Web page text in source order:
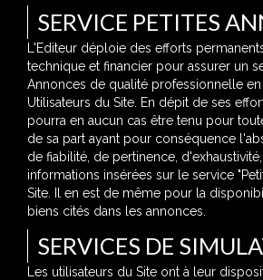
SERVICE PETITES
L'Editeur déploie des efforts
technique et financier pour assurer un
Annonces de qualité professionnelle en
Utilisateurs du Site. En dépit de ses
pourra en aucun cas être tenu pour
de sa part ayant pour conséquence
de fiabilité, de pertinence,
informations insérées sur le service
Site. Il en est de même pour la
biens cités dans les annonces.
SERVICES DE
Les utilisateurs du Site ont à leur